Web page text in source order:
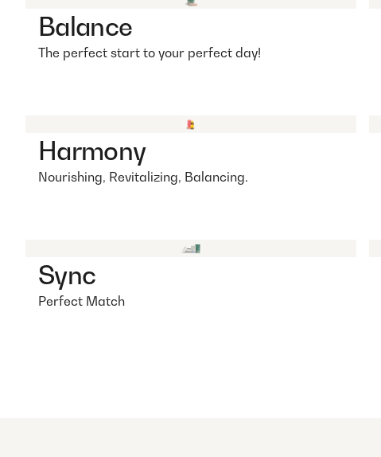
Balance
The perfect start to your perfect day!
Harmony
Nourishing, Revitalizing, Balancing.
Sync
Perfect Match